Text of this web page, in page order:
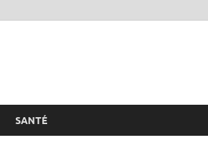
SANTÉ